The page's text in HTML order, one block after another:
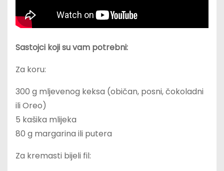
Sastojci koji su vam potrebni:
Za koru:
300 g mljevenog keksa (običan, posni, čokoladni
ili Oreo)
5 kašika mlijeka
80 g margarina ili putera
Za kremasti bijeli fil: